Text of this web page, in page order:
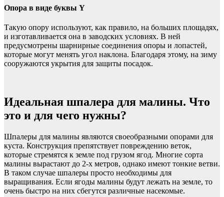
Опора в виде буквы Y
Такую опору используют, как правило, на больших площадях,
и изготавливается она в заводских условиях. В ней
предусмотрены шарнирные соединения опоры и лопастей,
которые могут менять угол наклона. Благодаря этому, на зиму
сооружаются укрытия для защиты посадок.
Идеальная шпалера для малины. Что
это и для чего нужны?
Шпалеры для малины являются своеобразными опорами для
куста. Конструкция препятствует повреждению веток,
которые стремятся к земле под грузом ягод. Многие сорта
малины вырастают до 2-х метров, однако имеют тонкие ветви.
В таком случае шпалеры просто необходимы для
выращивания. Если ягоды малины будут лежать на земле, то
очень быстро на них сбегутся различные насекомые.